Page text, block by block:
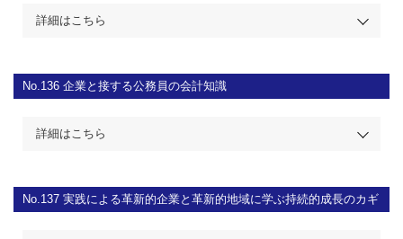
詳細はこちら
No.136 企業と接する公務員の会計知識
詳細はこちら
No.137 実践による革新的企業と革新的地域に学ぶ持続的成長のカギ